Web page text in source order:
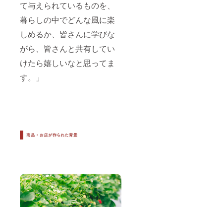
て与えられているものを、
暮らしの中でどんな風に楽
しめるか、皆さんに学びな
がら、皆さんと共有してい
けたら嬉しいなと思ってま
す。」